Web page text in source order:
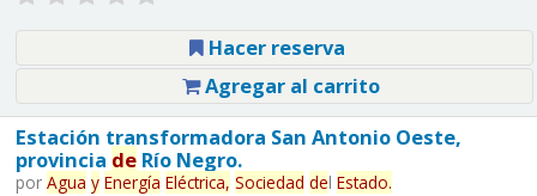
Hacer reserva
Agregar al carrito
Estación transformadora San Antonio Oeste,
provincia deRío Negro.
por Agua y Energía Eléctrica, Sociedad del Estado.